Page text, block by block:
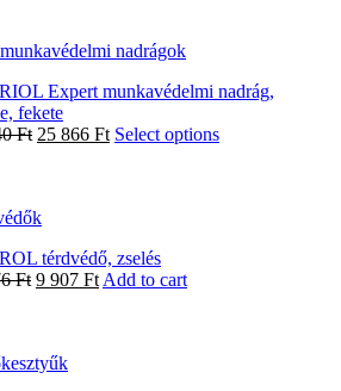
nadrágok
Expert munkavédelmi nadrág,
fekete
Ft 25 866 Ft Select options
térdvédő, zselés
Ft 9 907 Ft Add to cart